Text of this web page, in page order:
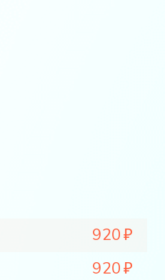
920
920